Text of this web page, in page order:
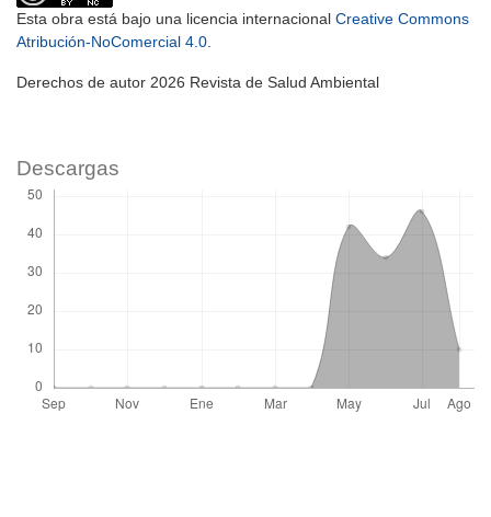
Esta obra está bajo una licencia internacional Creative Commons
Atribución-NoComercial 4.0.
Derechos de autor 2026 Revista de Salud Ambiental
Descargas